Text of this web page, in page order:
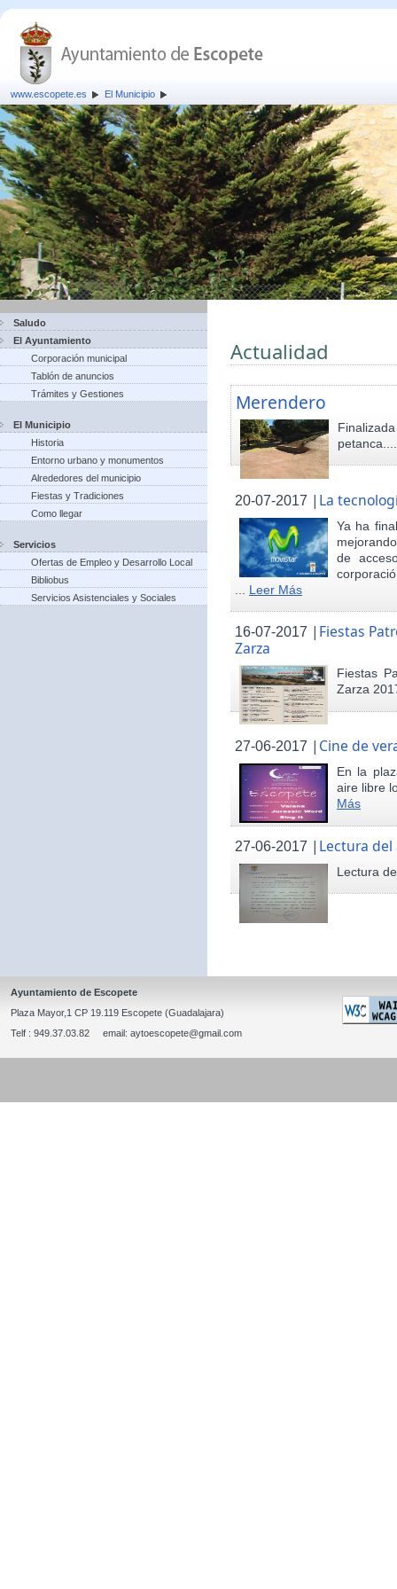
www.escopete.es El Municipio
Saludo
El Ayuntamiento
Corporación municipal
Tablón de anuncios
Trámites y Gestiones
El Municipio
Historia
Entorno urbano y monumentos
Alrededores del municipio
Fiestas y Tradiciones
Como llegar
Servicios
Ofertas de Empleo y Desarrollo Local
Bibliobus
Servicios Asistenciales y Sociales
Actualidad
Merendero
20-07-2017 | La
Ya ha
de
Leer Más
16-07-2017 | Fiestas
Zarza
Fiestas
Zarza
27-06-2017 | Cine de
En la
aire libre
Más
27-06-2017 | Lectura del
Lectura
Ayuntamiento de Escopete
Plaza Mayor,1 CP 19.119 Escopete (Guadalajara)
Telf : 949.37.03.82 email: aytoescopete@gmail.com